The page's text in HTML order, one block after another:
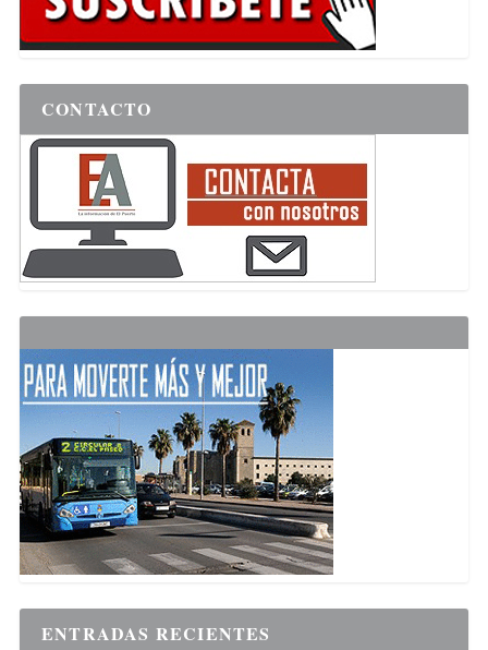
CONTACTO
ENTRADAS RECIENTES